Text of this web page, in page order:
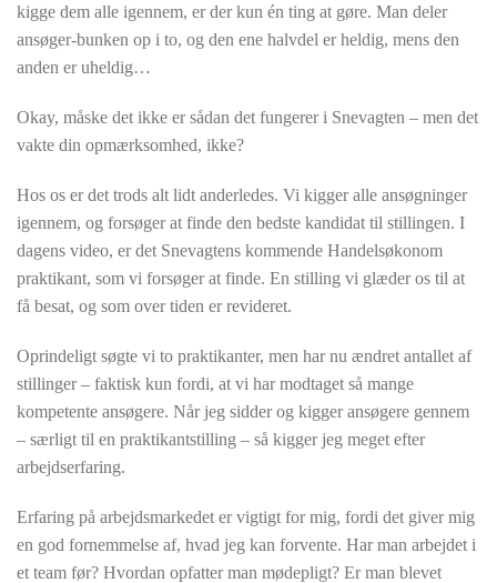
kigge dem alle igennem, er der kun én ting at gøre. Man deler
ansøger-bunken op i to, og den ene halvdel er heldig, mens den
anden er uheldig…
Okay, måske det ikke er sådan det fungerer i Snevagten – men det
vakte din opmærksomhed, ikke?
Hos os er det trods alt lidt anderledes. Vi kigger alle ansøgninger
igennem, og forsøger at finde den bedste kandidat til stillingen. I
dagens video, er det Snevagtens kommende Handelsøkonom
praktikant, som vi forsøger at finde. En stilling vi glæder os til at
få besat, og som over tiden er revideret.
Oprindeligt søgte vi to praktikanter, men har nu ændret antallet af
stillinger – faktisk kun fordi, at vi har modtaget så mange
kompetente ansøgere. Når jeg sidder og kigger ansøgere gennem
– særligt til en praktikantstilling – så kigger jeg meget efter
arbejdserfaring.
Erfaring på arbejdsmarkedet er vigtigt for mig, fordi det giver mig
en god fornemmelse af, hvad jeg kan forvente. Har man arbejdet i
et team før? Hvordan opfatter man mødepligt? Er man blevet